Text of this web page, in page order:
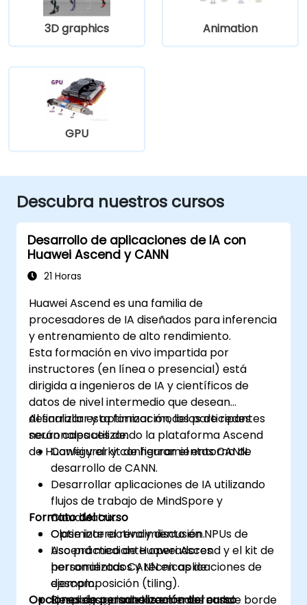
3D graphics Animation
GPU
Descubra nuestros cursos
Desarrollo de aplicaciones de IA con
Huawei Ascend y CANN
21 Horas
Huawei Ascend es una familia de
procesadores de IA diseñados para inferencia
y entrenamiento de alto rendimiento.
Esta formación en vivo impartida por
instructores (en línea o presencial) está
dirigida a ingenieros de IA y científicos de
datos de nivel intermedio que desean
desarrollar y optimizar modelos de redes
neuronales utilizando la plataforma Ascend
de Huawei y el kit de herramientas CANN.
Al finalizar esta formación, los participantes
serán capaces de:
Configurar y configurar el entorno de
desarrollo de CANN.
Desarrollar aplicaciones de IA utilizando
flujos de trabajo de MindSpore y
CloudMatrix.
Optimizar el rendimiento en NPUs de
Ascend mediante operadores
personalizados y técnicas de
descomposición (tiling).
Desplegar modelos en entornos de borde
Formato del curso
Clase interactiva y discusión.
Uso práctico de Huawei Ascend y el kit de
herramientas CANN en aplicaciones de
ejemplo.
Ejercicios guiados centrados en la
Opciones de personalización del curso